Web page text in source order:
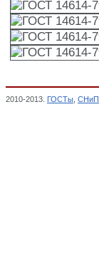
2010-2013. ГОСТы